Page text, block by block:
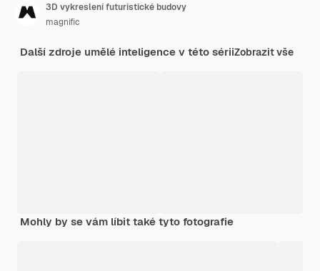
3D vykreslení futuristické budovy
magnific
Další zdroje umělé inteligence v této sériiZobrazit vše
Mohly by se vám líbit také tyto fotografie